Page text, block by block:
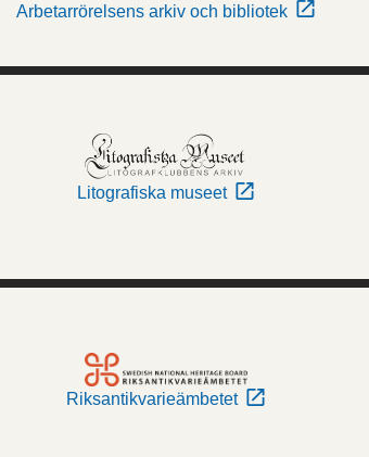
Arbetarrörelsens arkiv och bibliotek
Litografiska museet
Riksantikvarieämbetet